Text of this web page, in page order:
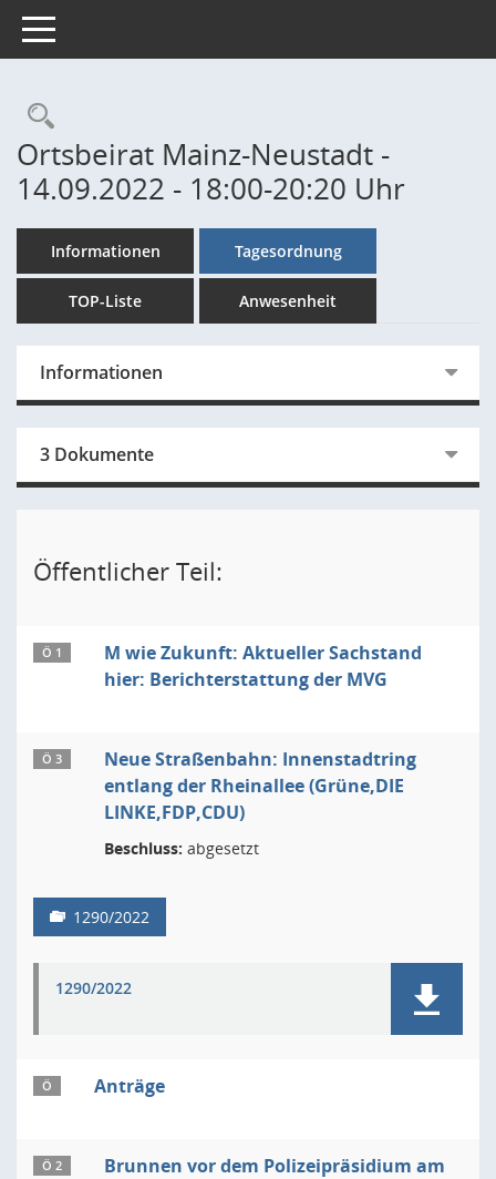
Toggle navigation
Rechercheauswahl
Ortsbeirat Mainz-Neustadt -
14.09.2022 - 18:00-20:20 Uhr
Informationen Tagesordnung
TOP-Liste Anwesenheit
Informationen
3 Dokumente
Öffentlicher Teil:
Ö 1
M wie Zukunft: Aktueller Sachstand
hier: Berichterstattung der MVG
Ö 3
Neue Straßenbahn: Innenstadtring
entlang der Rheinallee (Grüne,DIE
LINKE,FDP,CDU)
Beschluss: abgesetzt
1290/2022
1290/2022
Ö Anträge
Ö 2
Brunnen vor dem Polizeipräsidium am